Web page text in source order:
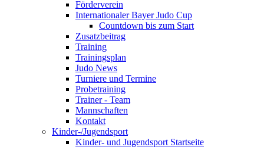
Förderverein
Internationaler Bayer Judo Cup
Countdown bis zum Start
Zusatzbeitrag
Training
Trainingsplan
Judo News
Turniere und Termine
Probetraining
Trainer - Team
Mannschaften
Kontakt
Kinder-/Jugendsport
Kinder- und Jugendsport Startseite